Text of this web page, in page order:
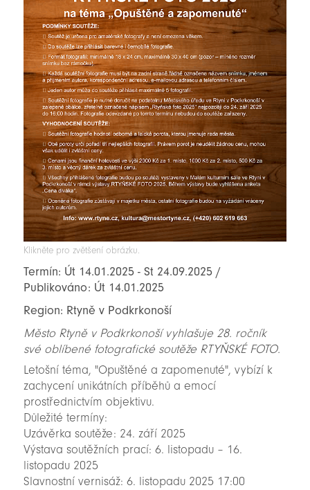
Klikněte pro zvětšení obrázku.
Termín: Út 14.01.2025 - St 24.09.2025 /
Publikováno: Út 14.01.2025
Region: Rtyně v Podkrkonoší
Město Rtyně v Podkrkonoší vyhlašuje 28. ročník
své oblíbené fotografické soutěže RTYŇSKÉ FOTO.
Letošní téma, "Opuštěné a zapomenuté", vybízí k
zachycení unikátních příběhů a emocí
prostřednictvím objektivu.
Důležité termíny:
Uzávěrka soutěže: 24. září 2025
Výstava soutěžních prací: 6. listopadu – 16.
listopadu 2025
Slavnostní vernisáž: 6. listopadu 2025 17:00